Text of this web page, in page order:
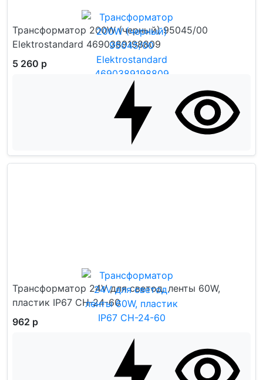
Трансформатор 200W (черный) 95045/00
Elektrostandard 4690389198809
5 260 р
Трансформатор 24V для светод. ленты 60W,
пластик IP67 CH-24-60
962 р